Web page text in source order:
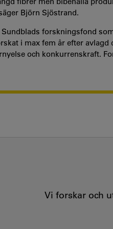
Björn Sjöstrand.
forskningsfond
i max fem år efter
och konkurrenskraft.
Vi forskar och